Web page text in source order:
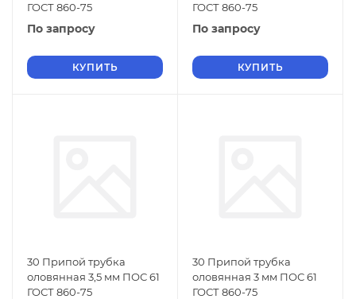
ГОСТ 860-75
По запросу
КУПИТЬ
ГОСТ 860-75
По запросу
КУПИТЬ
30 Припой трубка
оловянная 3,5 мм ПОС 61
ГОСТ 860-75
30 Припой трубка
оловянная 3 мм ПОС 61
ГОСТ 860-75